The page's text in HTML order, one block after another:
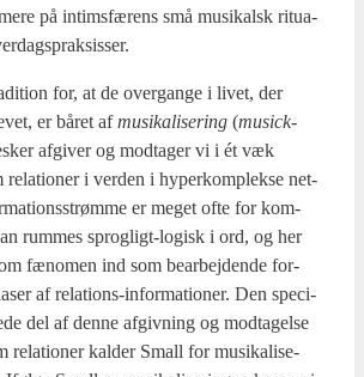
på intims­fæ­rens små musi­kalsk ritu­a­
for, at de over­gan­ge i livet, der
er båret afmusi­ka­li­se­ring (musi­ck­
afgi­ver og mod­ta­ger vi i ét væk
rela­tio­ner i ver­den i hyper­kom­plek­se net­
er meget ofte for kom­
rum­mes sprog­ligt-logisk i ord, og her
fæno­men ind som bear­bej­den­de for­
af rela­tions-infor­ma­tio­ner. Den spe­ci­
del af den­ne afgiv­ning og mod­ta­gel­se
rela­tio­ner kal­der Small for musi­ka­li­se­